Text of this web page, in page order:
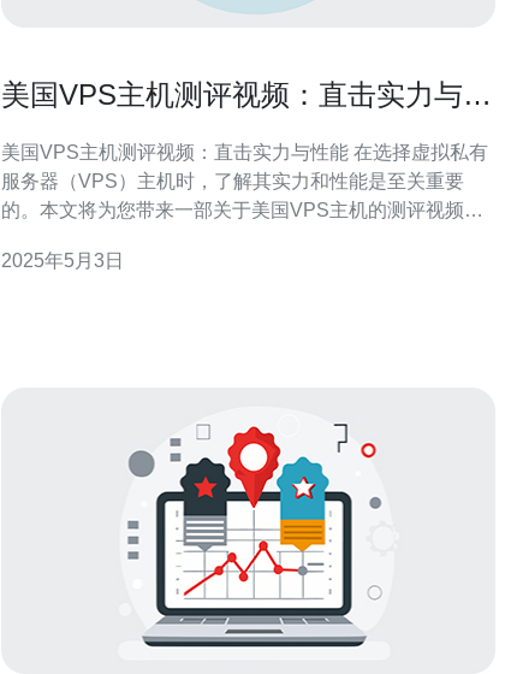
美国VPS主机测评视频：直击实力与性
美国VPS主机测评视频：直击实力与性能 在选择虚拟私有
服务器（VPS）主机时，了解其实力和性能是至关重要
的。本文将为您带来一部关于美国VPS主机的测评视频，
团队制作，旨在为用户提供准确的信息和直观的感受。视
2025年5月3日